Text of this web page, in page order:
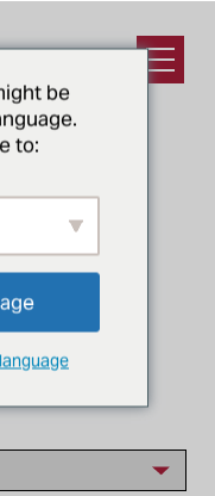
Abrir
be
to: